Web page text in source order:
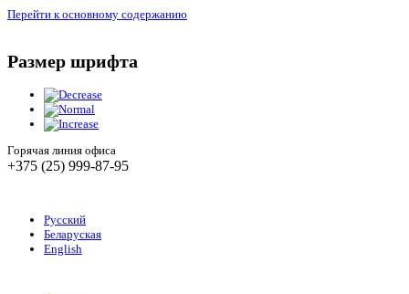
Перейти к основному содержанию
Размер шрифта
Горячая линия офиса
+375 (25) 999-87-95
Русский
Беларуская
English